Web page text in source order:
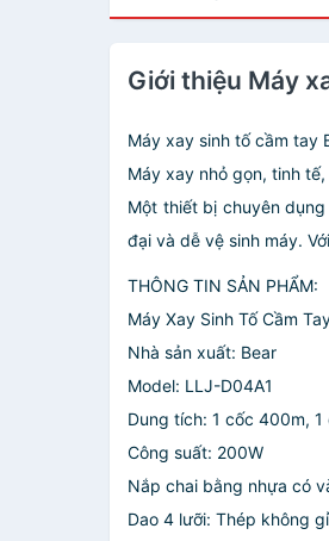
Giới thiệu Máy
Máy xay sinh tố cầm tay
Máy xay nhỏ gọn, tinh
Một thiết bị chuyên
đại và dễ vệ sinh máy.
THÔNG TIN SẢN PHẨM:
Máy Xay Sinh Tố Cầm
Nhà sản xuất: Bear
Model: LLJ-D04A1
Dung tích: 1 cốc 400m,
Công suất: 200W
Nắp chai bằng nhựa có
Dao 4 lưỡi: Thép không gỉ